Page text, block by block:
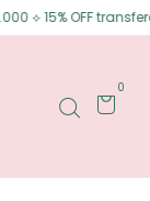
transferencia
0